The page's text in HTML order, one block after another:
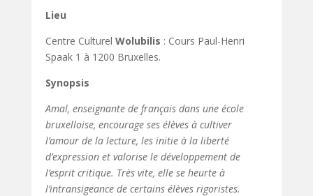
Lieu
Centre Culturel Wolubilis : Cours Paul-Henri
Spaak 1 à 1200 Bruxelles.
Synopsis
Amal, enseignante de français dans une école
bruxelloise, encourage ses élèves à cultiver
l’amour de la lecture, les initie à la liberté
d’expression et valorise le développement de
l’esprit critique. Très vite, elle se heurte à
l’intransigeance de certains élèves rigoristes.